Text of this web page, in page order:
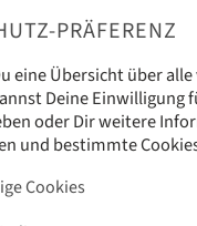
PRÄFERENZ
eine Übersicht über
Deine Einwilligung
oder Dir weitere
und bestimmte
Cookies